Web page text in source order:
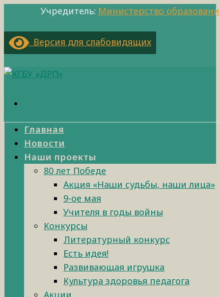
Учредитель: Министерство
Версия для слабовидящих
Главная
Новости
Наши проекты
80 лет Победе
Акция «Наши судьбы, наши лица»
9-ое мая
Учителя в годы войны
Конкурсы
Литературный конкурс
Есть идея!
Развивающая игрушка
Культура здоровья педагога
Акции